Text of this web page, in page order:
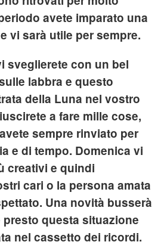
avete imparato una
vi sarà utile per sempre.
sveglierete con un bel
labbra e questo
della Luna nel vostro
a fare mille cose,
sempre rinviato per
e di tempo. Domenica vi
creativi e quindi
cari o la persona amata
Una novità busserà
questa situazione
nel cassetto dei ricordi.